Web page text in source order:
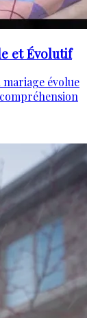
et Évolutif
évolue